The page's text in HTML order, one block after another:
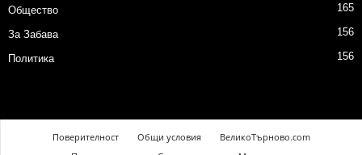
Общество 165
За Забава 156
Политика 156
Поверителност Общи условия
ВеликоТърново.com